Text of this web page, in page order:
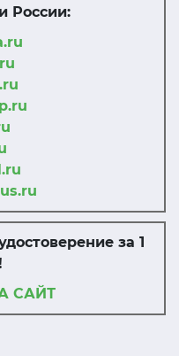
России:
за 1
САЙТ